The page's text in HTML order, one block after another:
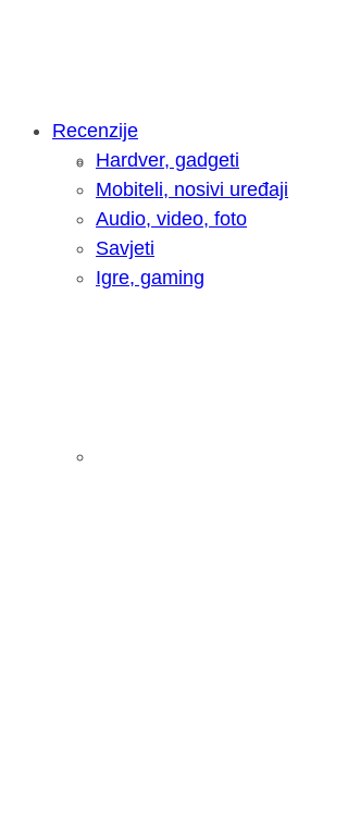
Intervju: Goran Jović,
Recenzije
Hardver, gadgeti
Mobiteli, nosivi uređaji
Audio, video, foto
Savjeti
Igre, gaming